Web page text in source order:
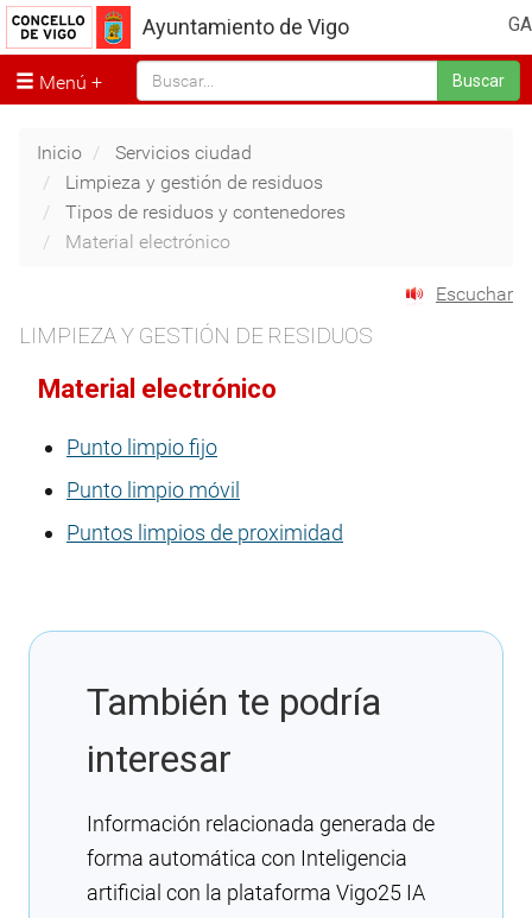
GA
Ayuntamiento de Vigo
Menú Buscar
Inicio
Servicios ciudad
Limpieza y gestión de residuos
Tipos de residuos y contenedores
Material electrónico
Escuchar
LIMPIEZA Y GESTIÓN DE RESIDUOS
Material electrónico
Punto limpio fijo
Punto limpio móvil
Puntos limpios de proximidad
También te podría
interesar
Información relacionada generada de
forma automática con Inteligencia
artificial con la plataforma Vigo25 IA